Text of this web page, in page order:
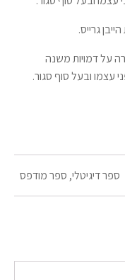
גרייס.
על דמויות משנה
עצמו ובעל סוף סגור.
ספר דיגיטלי, ספר מודפס